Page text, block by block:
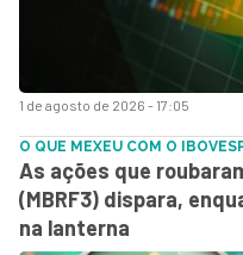
1 de agosto de 2026 - 17:05
O QUE MEXEU COM O
As ações que
(MBRF3) dispara,
na lanterna